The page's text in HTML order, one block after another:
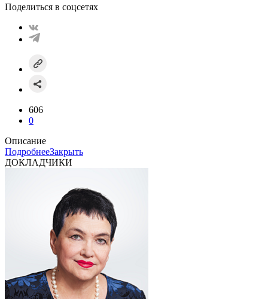
Поделиться в соцсетях
606
0
Описание
ПодробнееЗакрыть
ДОКЛАДЧИКИ